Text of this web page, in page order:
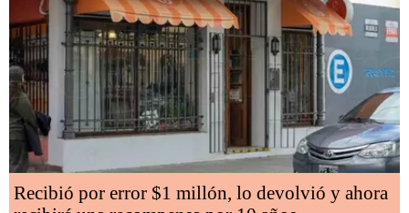
Recibió por error $1 millón, lo devolvió y ahora